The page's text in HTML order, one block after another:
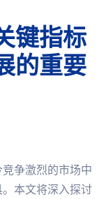
键指标
的重要
争激烈的市场中
本文将深入探讨